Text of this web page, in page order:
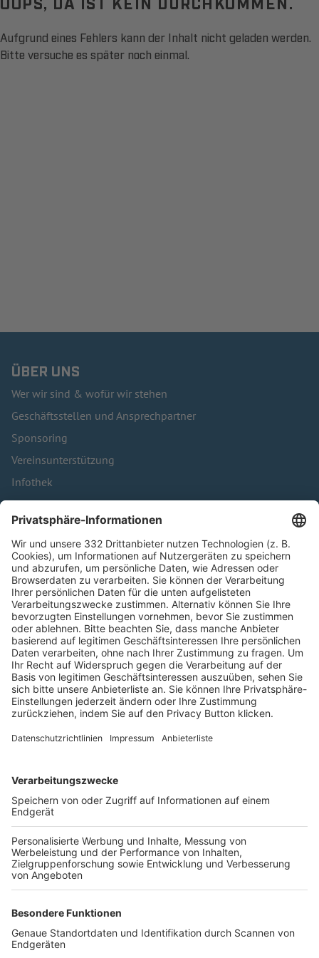
Aufgrund eines Fehlers kann der Inhalt nicht geladen werden.
Bitte versuche es später noch einmal.
ÜBER UNS
Wer wir sind & wofür wir stehen
Geschäftsstellen und Ansprechpartner
Sponsoring
Vereinsunterstützung
Infothek
Kontakt
HÄUFIG BESUCHTE SEITEN
Pässe und Vereinswechsel
Trainerausbildung
Schulungsangebot Vereinsmitarbeiter
BFV-Geschäftsstellen
Trainerbörse
Login SpielPlus
FOLGE DEM BFV
TOP-VEREINE
TOP-PARTNER